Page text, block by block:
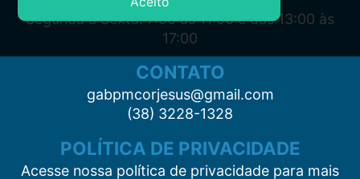
Segunda à Sexta: 7:00 às 11:00 e das 13:00 às
17:00
CONTATO
gabpmcorjesus@gmail.com
(38) 3228-1328
POLÍTICA DE PRIVACIDADE
Acesse nossa política de privacidade para mais